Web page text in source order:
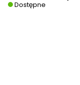
Dostępne